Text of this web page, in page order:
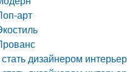
арт
стать дизайнером